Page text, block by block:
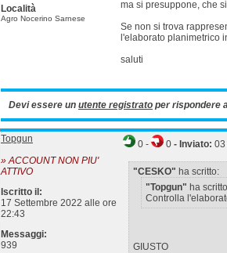
Località
Agro Nocerino Sarnese
ma si presuppone, che
Se non si trova
l'elaborato planimetrico
saluti
Devi essere un utente registrato per rispondere
Topgun
» ACCOUNT NON PIU'
ATTIVO
Iscritto il:
17 Settembre 2022 alle ore
22:43
Messaggi:
939
0 - 0 - Inviato: 03
"CESKO" ha scritto:
"Topgun" ha
Controlla
GIUSTO